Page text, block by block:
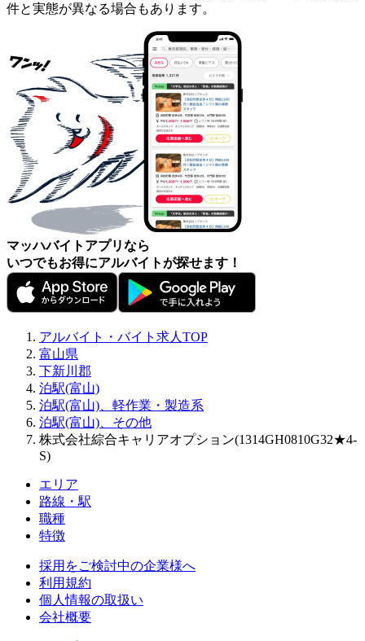
件と実態が異なる場合もあります。
マッハバイトアプリなら
いつでもお得にアルバイトが探せます！
アルバイト・バイト求人TOP
富山県
下新川郡
泊駅(富山)
泊駅(富山)、軽作業・製造系
泊駅(富山)、その他
株式会社綜合キャリアオプション(1314GH0810G32★4-
S)
エリア
路線・駅
職種
特徴
採用をご検討中の企業様へ
利用規約
個人情報の取扱い
会社概要